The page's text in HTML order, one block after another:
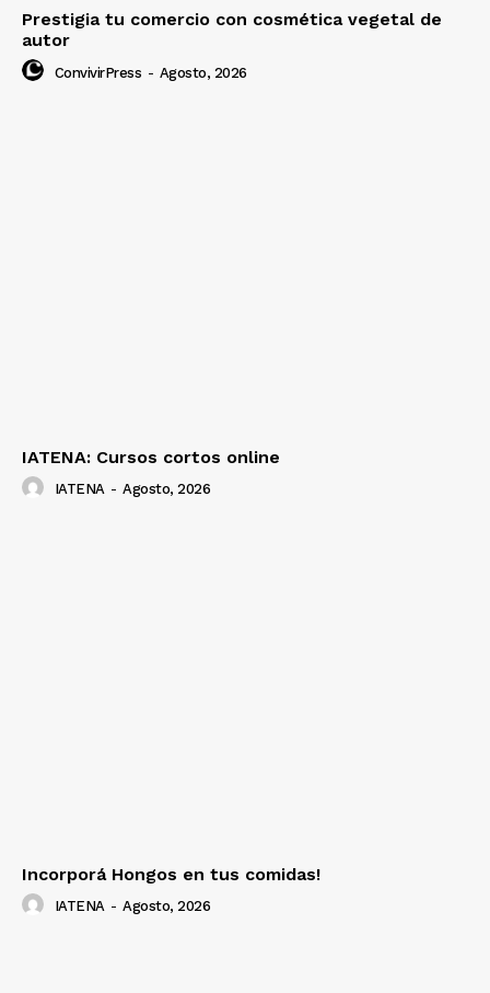
Prestigia tu comercio con cosmética vegetal de
autor
ConvivirPress - Agosto, 2026
IATENA: Cursos cortos online
IATENA - Agosto, 2026
Incorporá Hongos en tus comidas!
IATENA - Agosto, 2026